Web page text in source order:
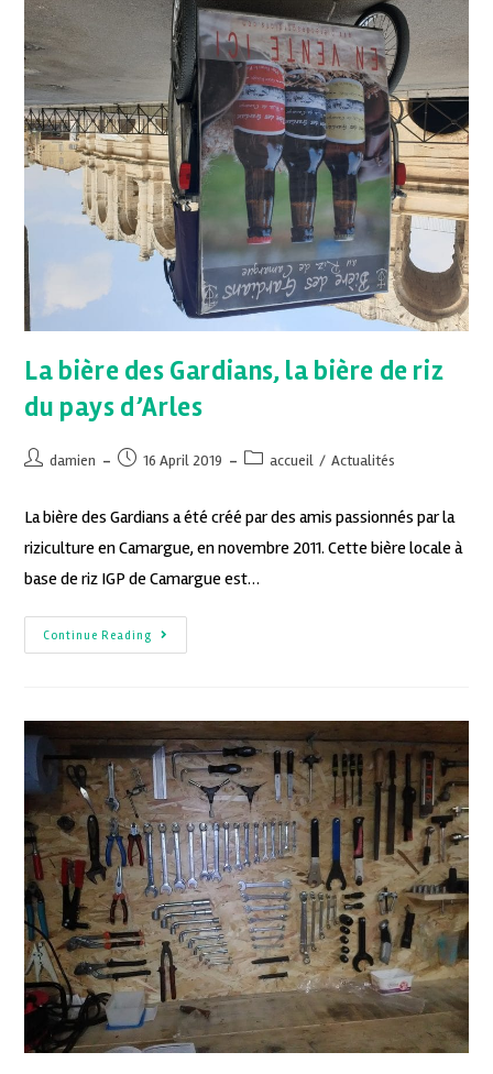
La bière des Gardians, la bière de riz
du pays d’Arles
damien 16 April 2019 accueil / Actualités
La bière des Gardians a été créé par des amis passionnés par la
riziculture en Camargue, en novembre 2011. Cette bière locale à
base de riz IGP de Camargue est…
Continue Reading